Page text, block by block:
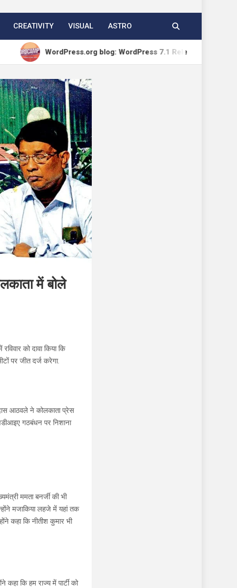
CREATIVITY VISUAL ASTRO
WordPress.org blog: WordPress 7.1 Release Candidate 1
में बोले
को दावा किया कि
पर जीत दर्ज करेगा.
आठवले ने कोलकाता प्रेस
गठबंधन पर निशाना
ममता बनर्जी की भी
मजाकिया लहजे में यहां तक
कहा कि नीतीश कुमार भी
कि हम राज्य में पार्टी को